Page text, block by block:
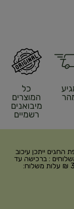
כל
המוצרים
מיבואנים
רשמיים
עסקים, בתקופת החגים ייתכן עיכוב
: ברכישה עד
299₪ עלות משלוח 22₪, ברכישה של 300-599 ₪ עלות משלוח: